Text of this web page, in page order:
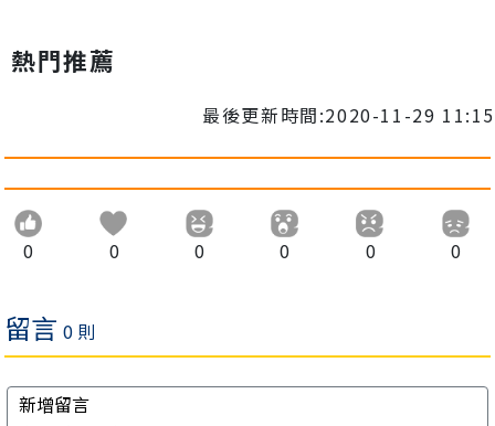
熱門推薦
最後更新時間:2020-11-29 11:15
0 0 0 0 0 0